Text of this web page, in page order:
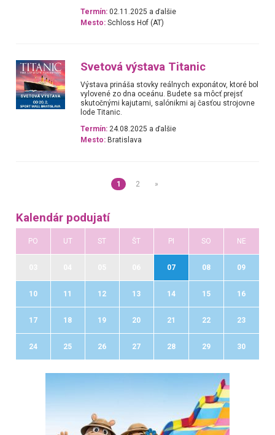
Termín: 02.11.2025 a ďalšie
Mesto: Schloss Hof (AT)
Svetová výstava Titanic
Výstava prináša stovky reálnych exponátov, ktoré bol
vylovené zo dna oceánu. Budete sa môcť prejsť
skutočnými kajutami, salónikmi aj časťou strojovne
lode Titanic.
Termín: 24.08.2025 a ďalšie
Mesto: Bratislava
1 2 »
Kalendár podujatí
PO UT ST ŠT PI SO NE
07 08 09
10 11 12 13 14 15 16
17 18 19 20 21 22 23
24 25 26 27 28 29 30